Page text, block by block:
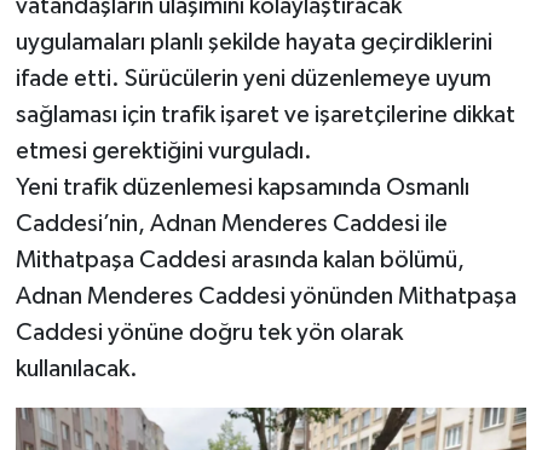
vatandaşların ulaşımını kolaylaştıracak
uygulamaları planlı şekilde hayata geçirdiklerini
ifade etti. Sürücülerin yeni düzenlemeye uyum
sağlaması için trafik işaret ve işaretçilerine dikkat
etmesi gerektiğini vurguladı.
Yeni trafik düzenlemesi kapsamında Osmanlı
Caddesi’nin, Adnan Menderes Caddesi ile
Mithatpaşa Caddesi arasında kalan bölümü,
Adnan Menderes Caddesi yönünden Mithatpaşa
Caddesi yönüne doğru tek yön olarak
kullanılacak.